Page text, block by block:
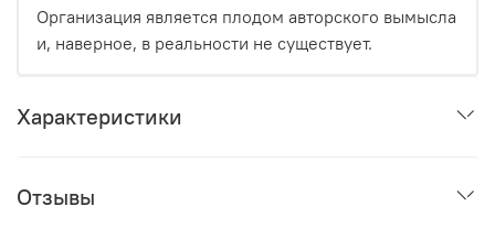
Организация является плодом авторского вымысла
и, наверное, в реальности не существует.
Характеристики
Отзывы